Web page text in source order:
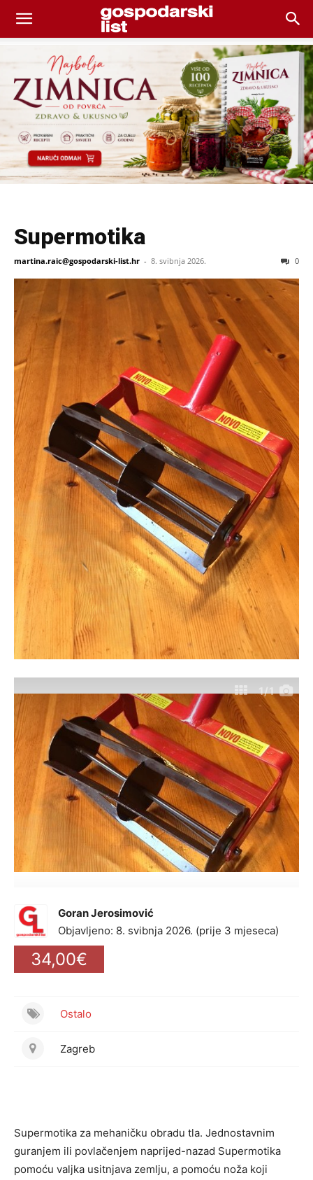
Supermotika
martina.raic@gospodarski-list.hr - 8. svibnja 2026. 0
1/1
Goran Jerosimović
Objavljeno: 8. svibnja 2026. (prije 3 mjeseca)
34,00€
Ostalo
Zagreb
Supermotika za mehaničku obradu tla. Jednostavnim
guranjem ili povlačenjem naprijed-nazad Supermotika
pomoću valjka usitnjava zemlju, a pomoću noža koji